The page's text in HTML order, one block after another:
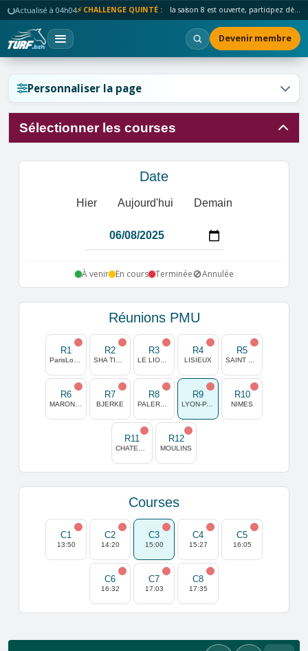
Actualisé à 04h04⚡ CHALLENGE QUINTÉ : la saison 8 est ouverte, participez dès maintenant !
Devenir membre
Personnaliser la page
Sélectionner les courses
Date
Hier Aujourd'hui Demain
À venir En cours Terminée🚫Annulée
Réunions PMU
R1 R2 R3 R4
LISIEUX
R5
R6 R7
BJERKE
R8 R9 R10
NIMES
R11 R12
MOULINS
Courses
C1
13:50
C2
14:20
C3
15:00
C4
15:27
C5
16:05
C6
16:32
C7
17:03
C8
17:35
Réinitialiser l'affichage ?
Réinitialiser